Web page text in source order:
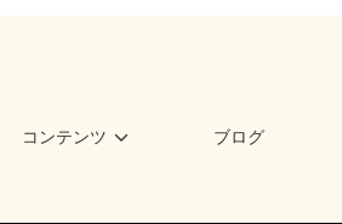
コンテンツ ブログ